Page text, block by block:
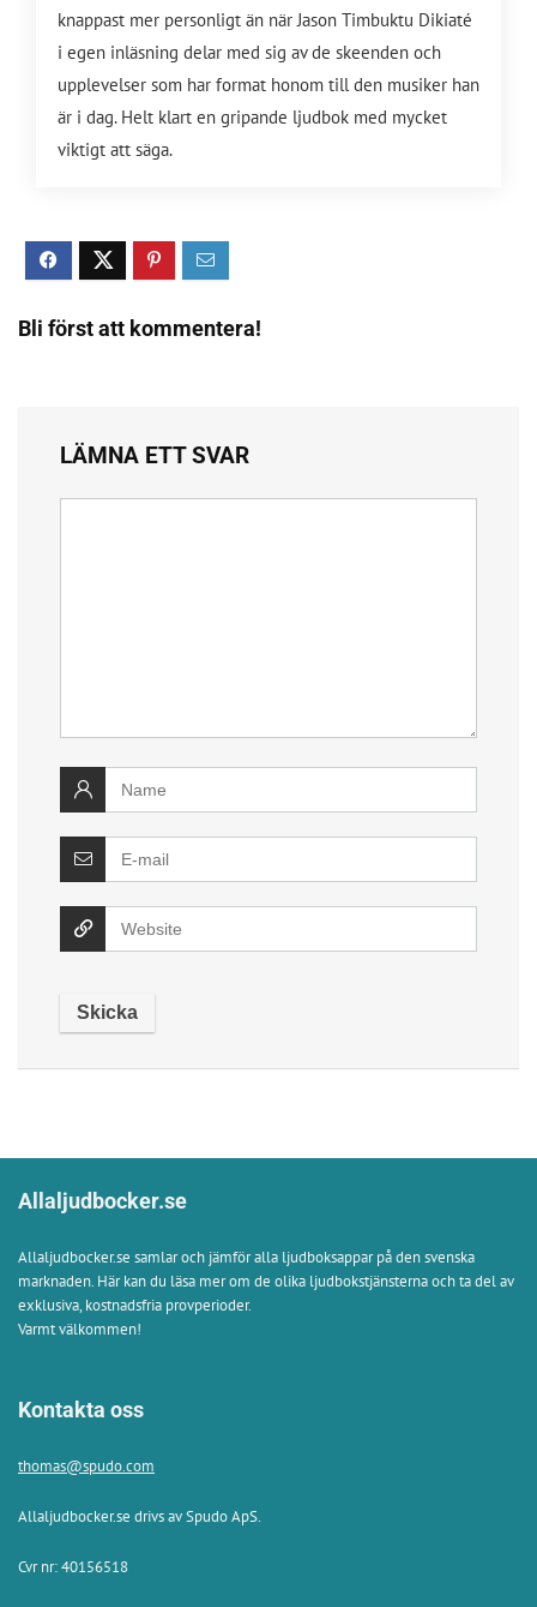
knappast mer personligt än när Jason Timbuktu Dikiaté
i egen inläsning delar med sig av de skeenden och
upplevelser som har format honom till den musiker han
är i dag. Helt klart en gripande ljudbok med mycket
viktigt att säga.
Bli först att kommentera!
LÄMNA ETT SVAR
Allaljudbocker.se
Allaljudbocker.se samlar och jämför alla ljudboksappar på den svenska
marknaden. Här kan du läsa mer om de olika ljudbokstjänsterna och ta del av
exklusiva, kostnadsfria provperioder.
Varmt välkommen!
Kontakta oss
thomas@spudo.com
Allaljudbocker.se drivs av Spudo ApS.
Cvr nr: 40156518